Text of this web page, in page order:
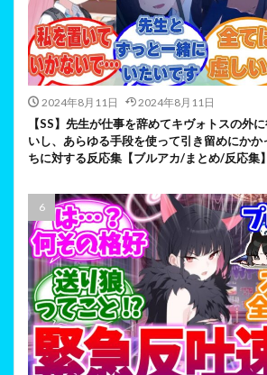
2024年8月11日 2024年8月11日
【SS】先生が仕事を辞めてキヴォトスの外
いし、あらゆる手段を使って引き留めにかか
ちに対する反応集【ブルアカ/まとめ/反応集】